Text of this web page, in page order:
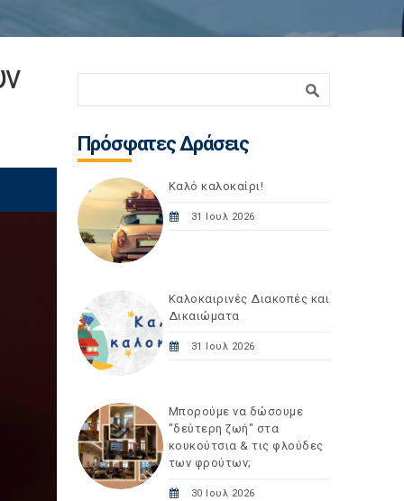
Πρόσφατες Δράσεις
Καλό καλοκαίρι!
31 Ιουλ 2026
Καλοκαιρινές Διακοπές και
Δικαιώματα
31 Ιουλ 2026
Μπορούμε να δώσουμε
"δεύτερη ζωή" στα
κουκούτσια & τις φλούδες
των φρούτων;
30 Ιουλ 2026